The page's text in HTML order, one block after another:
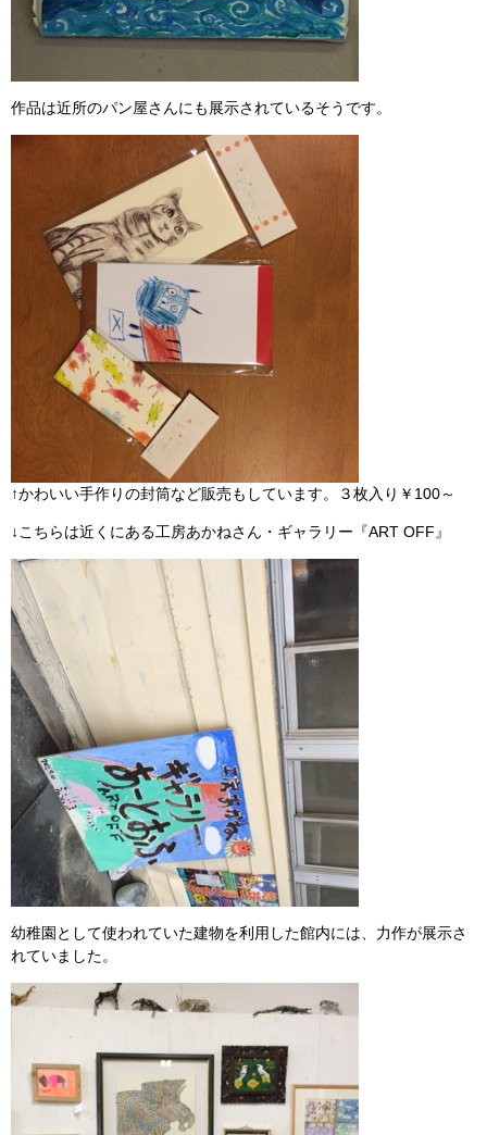
作品は近所のパン屋さんにも展示されているそうです。
↑かわいい手作りの封筒など販売もしています。３枚入り￥100～
↓こちらは近くにある工房あかねさん・ギャラリー『ART OFF』
幼稚園として使われていた建物を利用した館内には、力作が展示さ
れていました。